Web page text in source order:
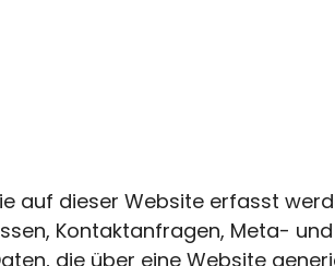
auf dieser Website erfasst
Kontaktanfragen, Meta-
die über eine Website